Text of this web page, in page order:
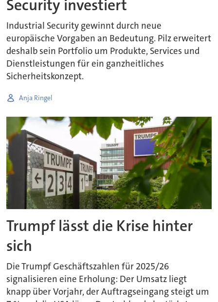
Security investiert
Industrial Security gewinnt durch neue
europäische Vorgaben an Bedeutung. Pilz erweitert
deshalb sein Portfolio um Produkte, Services und
Dienstleistungen für ein ganzheitliches
Sicherheitskonzept.
Anja Ringel
Trumpf lässt die Krise hinter
sich
Die Trumpf Geschäftszahlen für 2025/26
signalisieren eine Erholung: Der Umsatz liegt
knapp über Vorjahr, der Auftragseingang steigt um